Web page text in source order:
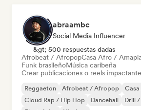
abraambc
Social Media Influencer
&gt; 500 respuestas dadas
Afrobeat / AfropopCasa Afro /
Funk brasileñoMúsica caribeña
Crear publicaciones o reels
Reggaeton Afrobeat / Afropop
Cloud Rap / Hip Hop
Dancehall
Drill /